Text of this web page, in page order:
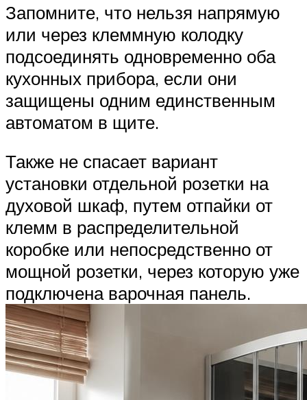
Запомните, что нельзя напрямую
или через клеммную колодку
подсоединять одновременно оба
кухонных прибора, если они
защищены одним единственным
автоматом в щите.
Также не спасает вариант
установки отдельной розетки на
духовой шкаф, путем отпайки от
клемм в распределительной
коробке или непосредственно от
мощной розетки, через которую уже
подключена варочная панель.